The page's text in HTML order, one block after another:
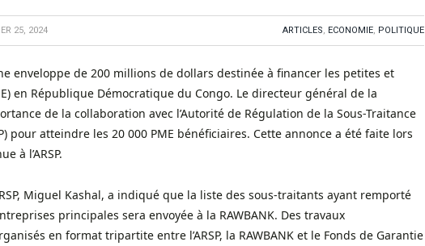
25, 2024 ARTICLES, ECONOMIE, POLITIQUE
enveloppe de 200 millions de dollars destinée à financer les petites et
en République Démocratique du Congo. Le directeur général de la
de la collaboration avec l’Autorité de Régulation de la Sous-Traitance
pour atteindre les 20 000 PME bénéficiaires. Cette annonce a été faite lors
à l’ARSP.
Miguel Kashal, a indiqué que la liste des sous-traitants ayant remporté
principales sera envoyée à la RAWBANK. Des travaux
en format tripartite entre l’ARSP, la RAWBANK et le Fonds de Garantie